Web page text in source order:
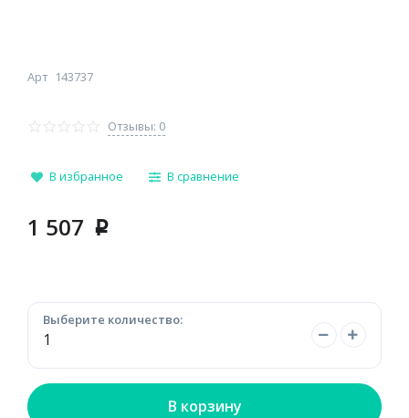
Арт 143737
Отзывы: 0
В избранное В сравнение
1 507 p
Выберите количество:
В корзину